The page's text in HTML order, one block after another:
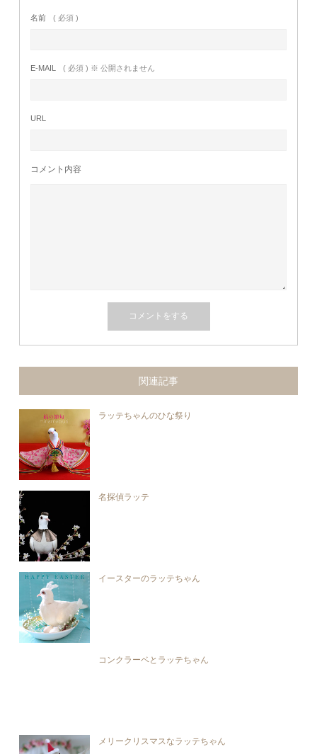
名前 ( 必須 )
E-MAIL ( 必須 ) ※ 公開されません
URL
コメント内容
関連記事
ラッテちゃんのひな祭り
名探偵ラッテ
イースターのラッテちゃん
コンクラーベとラッテちゃん
メリークリスマスなラッテちゃん